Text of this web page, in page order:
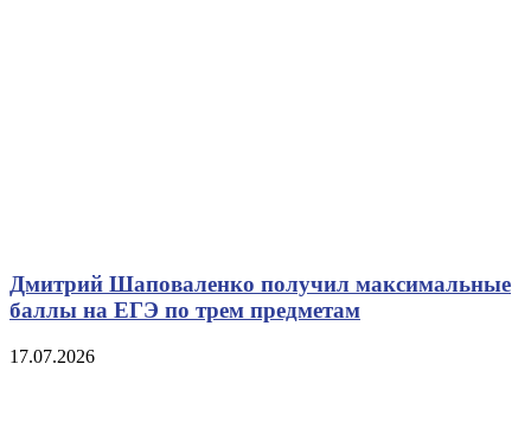
Дмитрий Шаповаленко получил максимальные
баллы на ЕГЭ по трем предметам
17.07.2026